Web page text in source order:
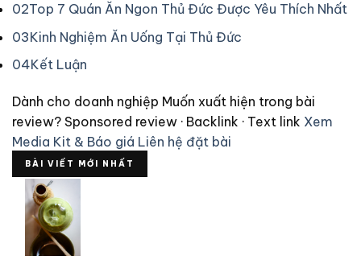
02Top 7 Quán Ăn Ngon Thủ Đức Được Yêu Thích Nhất
03Kinh Nghiệm Ăn Uống Tại Thủ Đức
04Kết Luận
Dành cho doanh nghiệp Muốn xuất hiện trong bài
review? Sponsored review · Backlink · Text link Xem
Media Kit & Báo giá Liên hệ đặt bài
BÀI VIẾT MỚI NHẤT